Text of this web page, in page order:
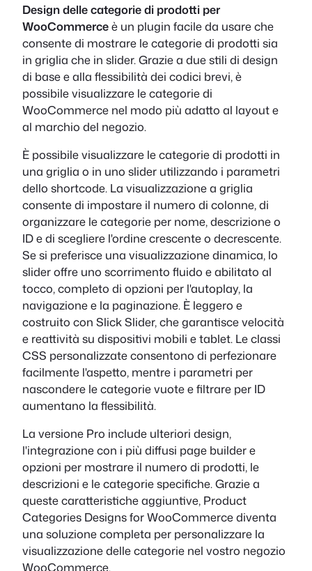
Design delle categorie di prodotti per
WooCommerceè un plugin facile da usare che
consente di mostrare le categorie di prodotti sia
in griglia che in slider. Grazie a due stili di design
di base e alla flessibilità dei codici brevi, è
possibile visualizzare le categorie di
WooCommerce nel modo più adatto al layout e
al marchio del negozio.
È possibile visualizzare le categorie di prodotti in
una griglia o in uno slider utilizzando i parametri
dello shortcode. La visualizzazione a griglia
consente di impostare il numero di colonne, di
organizzare le categorie per nome, descrizione o
ID e di scegliere l'ordine crescente o decrescente.
Se si preferisce una visualizzazione dinamica, lo
slider offre uno scorrimento fluido e abilitato al
tocco, completo di opzioni per l'autoplay, la
navigazione e la paginazione. È leggero e
costruito con Slick Slider, che garantisce velocità
e reattività su dispositivi mobili e tablet. Le classi
CSS personalizzate consentono di perfezionare
facilmente l'aspetto, mentre i parametri per
nascondere le categorie vuote e filtrare per ID
aumentano la flessibilità.
La versione Pro include ulteriori design,
l'integrazione con i più diffusi page builder e
opzioni per mostrare il numero di prodotti, le
descrizioni e le categorie specifiche. Grazie a
queste caratteristiche aggiuntive, Product
Categories Designs for WooCommerce diventa
una soluzione completa per personalizzare la
visualizzazione delle categorie nel vostro negozio
WooCommerce.